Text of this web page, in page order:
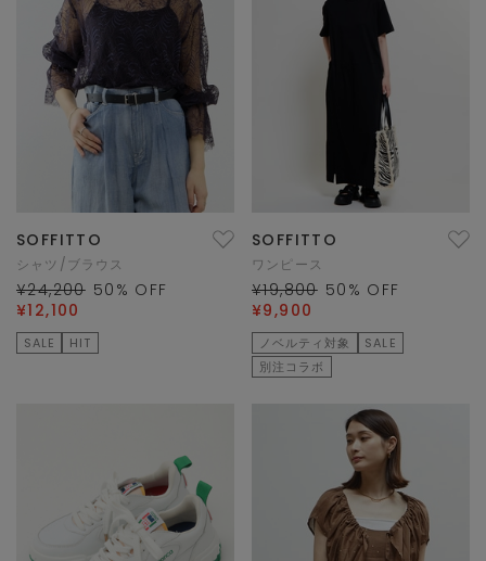
SOFFITTO
シャツ/ブラウス
¥24,200 50 % OFF
¥12,100
SALE HIT
SOFFITTO
ワンピース
¥19,800 50 % OFF
¥9,900
ノベルティ対象
SALE
別注コラボ